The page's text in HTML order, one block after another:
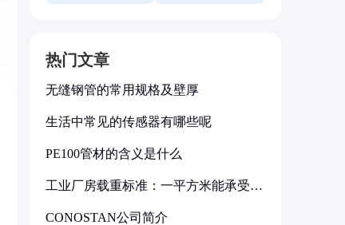
热门文章
无缝钢管的常用规格及壁厚
生活中常见的传感器有哪些呢
PE100管材的含义是什么
工业厂房载重标准：一平方米能承受多
CONOSTAN公司简介